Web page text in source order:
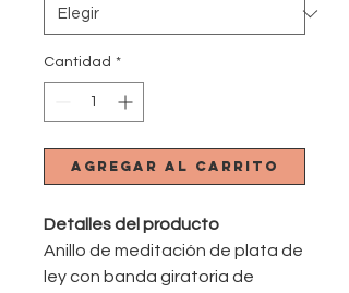
Cantidad *
Agregar al carrito
Detalles del producto
Anillo de meditación de plata de
ley con banda giratoria de